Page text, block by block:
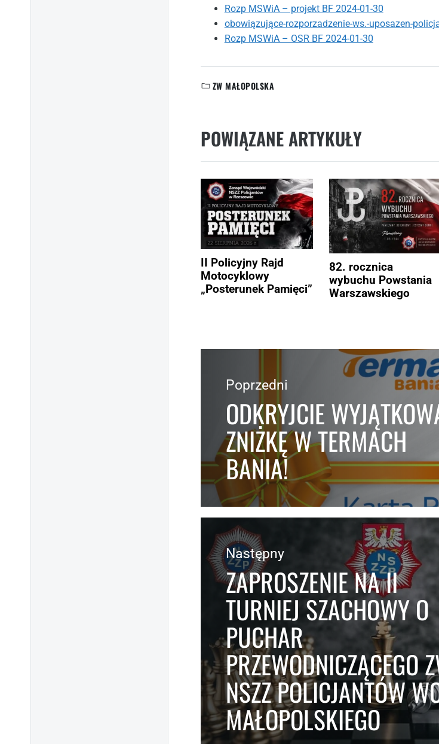
Rozp MSWiA – projekt BF 2024-01-30
obowiązujące-rozporzadzenie-ws.-uposazen-
Rozp MSWiA – OSR BF 2024-01-30
KATEGORIE:
ZW MAŁOPOLSKA
POWIĄZANE ARTYKUŁY
II Policyjny Rajd
Motocyklowy
„Posterunek Pamięci”
82. rocznica
wybuchu Powstania
Warszawskiego
Poprzedni
ODKRYJCIE
ZNIŻKĘ W TERMACH
BANIA!
Następny
ZAPROSZENIE NA II
TURNIEJ SZACHOWY O
PUCHAR
PRZEWODNICZĄCEGO
NSZZ POLICJANTÓW
MAŁOPOLSKIEGO